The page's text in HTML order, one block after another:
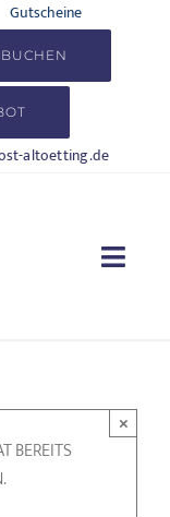
Gutscheine
altoetting.de
BEREITS
×